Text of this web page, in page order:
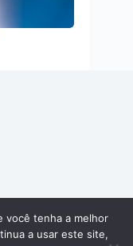
você tenha a melhor
a usar este site,